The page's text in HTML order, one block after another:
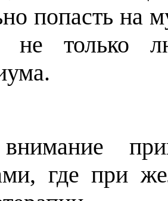
попасть на
не только
где при